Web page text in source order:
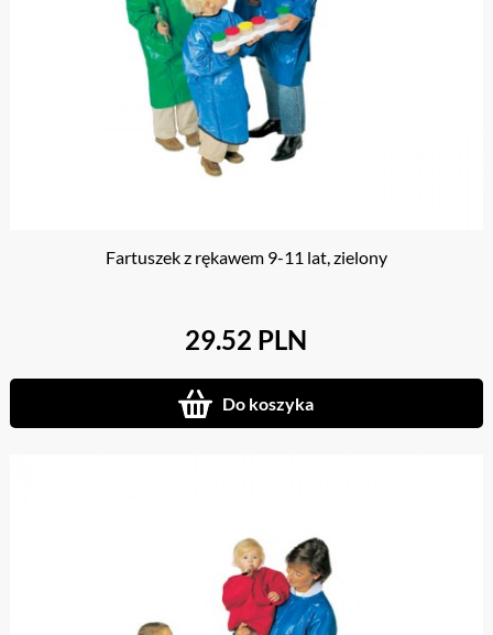
Fartuszek z rękawem 9-11 lat, zielony
29.52 PLN
Do koszyka